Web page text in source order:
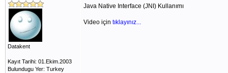
Datakent
Kayıt Tarihi: 01.Ekim.2003
Bulundugu Yer: Turkey
Java Native Interface (JNI) Kullanımı
Video için tıklayınız...